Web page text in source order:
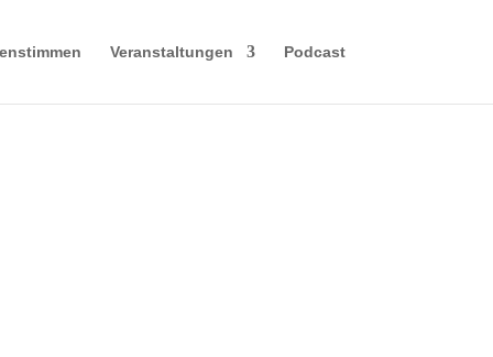
Veranstaltungen Podcast